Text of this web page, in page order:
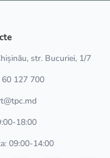
str. Bucuriei, 1/7
127 700
18:00
09:00-14:00